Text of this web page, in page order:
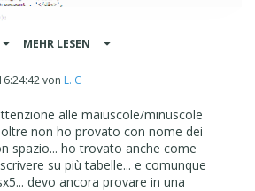
MEHR LESEN
von L. C
alle maiuscole/minuscole
non ho provato con nome dei
spazio... ho trovato anche come
su più tabelle... e comunque
devo ancora provare in una